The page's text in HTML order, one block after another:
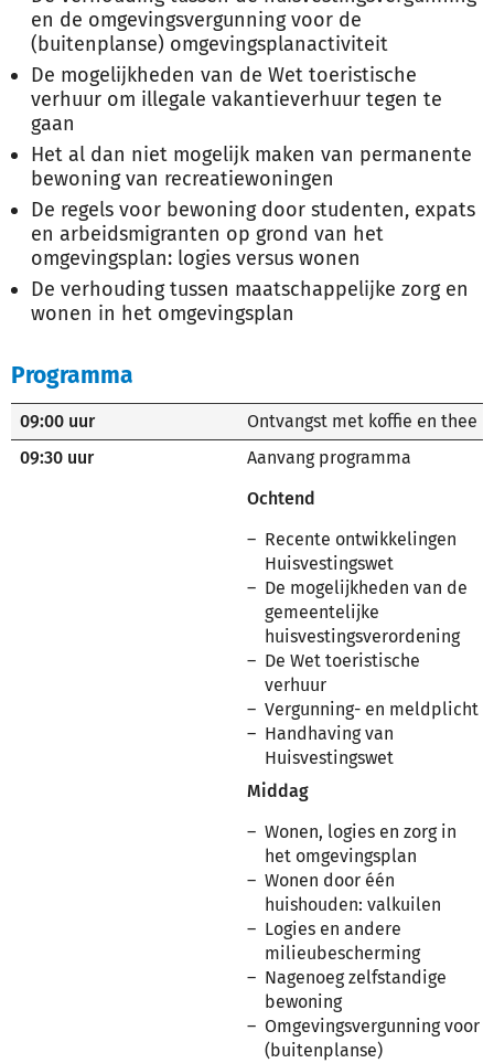
en de omgevingsvergunning voor de
(buitenplanse) omgevingsplanactiviteit
De mogelijkheden van de Wet toeristische
verhuur om illegale vakantieverhuur tegen te
gaan
Het al dan niet mogelijk maken van permanente
bewoning van recreatiewoningen
De regels voor bewoning door studenten, expats
en arbeidsmigranten op grond van het
omgevingsplan: logies versus wonen
De verhouding tussen maatschappelijke zorg en
wonen in het omgevingsplan
Programma
09:00 uur
Ontvangst met koffie en thee
09:30 uur
Aanvang programma
Ochtend
Recente ontwikkelingen
Huisvestingswet
De mogelijkheden van de
gemeentelijke
huisvestingsverordening
De Wet toeristische
verhuur
Vergunning- en meldplicht
Handhaving van
Huisvestingswet
Middag
Wonen, logies en zorg in
het omgevingsplan
Wonen door één
huishouden: valkuilen
Logies en andere
milieubescherming
Nagenoeg zelfstandige
bewoning
Omgevingsvergunning voor
(buitenplanse)